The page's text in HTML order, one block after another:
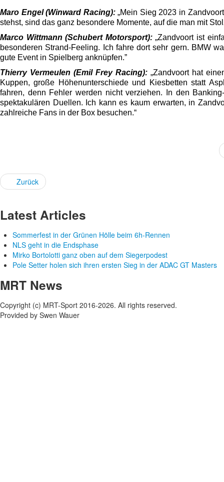
Maro Engel (Winward Racing):„Mein Sieg 2023 in
stehst, sind das ganz besondere Momente, auf die man mit
Marco Wittmann (Schubert Motorsport):„Zandvoort ist
besonderen Strand-Feeling. Ich fahre dort sehr gern. BMW
gute Event in Spielberg anknüpfen.”
Thierry Vermeulen (Emil Frey Racing): „Zandvoort hat
Kuppen, große Höhenunterschiede und Kiesbetten statt
fahren, denn Fehler werden nicht verziehen. In den
spektakulären Duellen. Ich kann es kaum erwarten, in
zahlreiche Fans in der Box besuchen.“
Zurück
Latest Articles
Sommerfest in der Grünen Hölle beim 6h-Rennen
NLS geht in die Endsphase
Mirko Bortolotti ganz oben auf dem Siegerpodest
Pole Setter holen sich ihren ersten Sieg in der ADAC GT Masters
MRT News
Copyright (c) MRT-Sport 2016-2026. All rights reserved.
Provided by Swen Wauer